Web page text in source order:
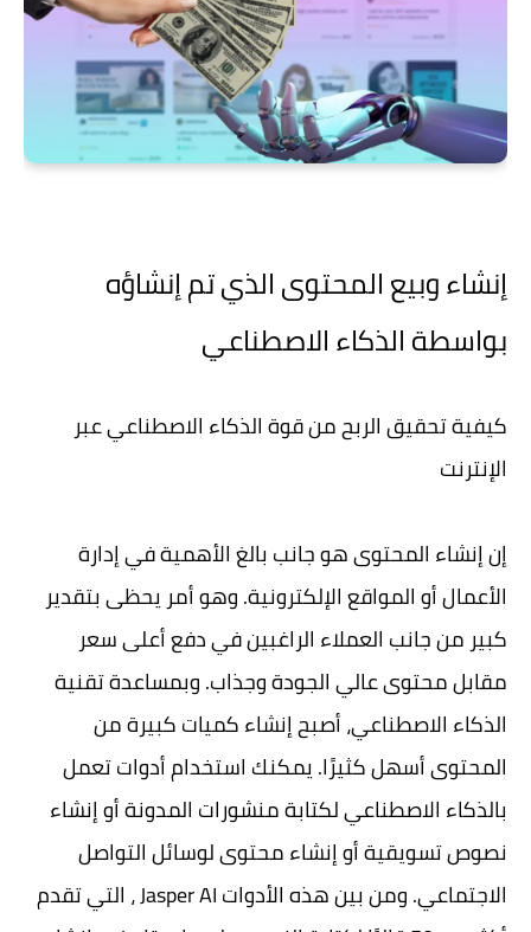
إنشاء وبيع المحتوى الذي تم إنشاؤه
بواسطة الذكاء الاصطناعي
كيفية تحقيق الربح من قوة الذكاء الاصطناعي عبر
الإنترنت
إن إنشاء المحتوى هو جانب بالغ الأهمية في إدارة
الأعمال أو المواقع الإلكترونية. وهو أمر يحظى بتقدير
كبير من جانب العملاء الراغبين في دفع أعلى سعر
مقابل محتوى عالي الجودة وجذاب. وبمساعدة تقنية
الذكاء الاصطناعي، أصبح إنشاء كميات كبيرة من
المحتوى أسهل كثيرًا. يمكنك استخدام أدوات تعمل
بالذكاء الاصطناعي لكتابة منشورات المدونة أو إنشاء
نصوص تسويقية أو إنشاء محتوى لوسائل التواصل
الاجتماعي. ومن بين هذه الأدوات Jasper AI ، التي تقدم